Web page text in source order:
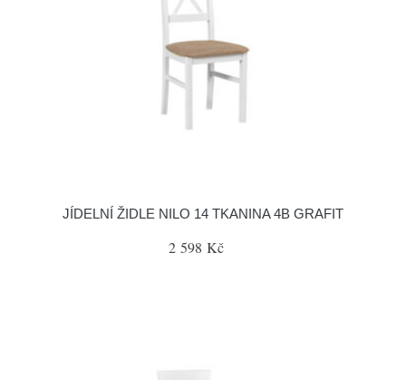
JÍDELNÍ ŽIDLE NILO 14 TKANINA 4B GRAFIT
2 598 Kč